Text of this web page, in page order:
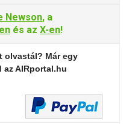
Newson, a
és az X-en!
olvastál? Már egy
AIRportal.hu